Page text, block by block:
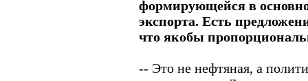
формирующейся в
экспорта. Есть
что якобы
-- Это не нефтяная, а